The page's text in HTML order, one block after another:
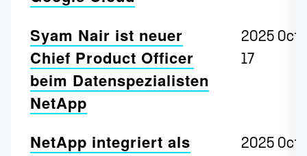
Syam Nair ist neuer
Chief Product Officer
beim Datenspezialisten
NetApp
2025 Oct
17
NetApp integriert als
2025 Oct